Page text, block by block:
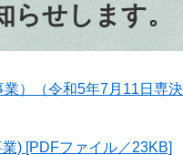
らせします。
）（令和5年7月11日専
) [PDFファイル／23KB]